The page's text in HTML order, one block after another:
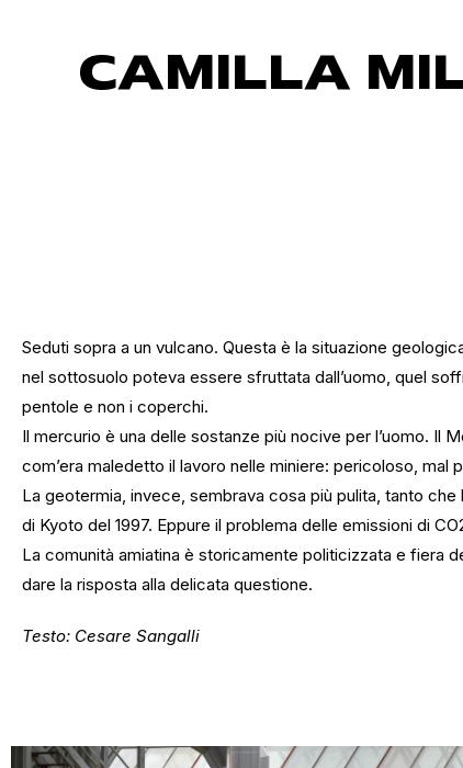
CAMILLA
Seduti sopra a un vulcano. Questa è la situazione
nel sottosuolo poteva essere sfruttata dall’uomo, quel
pentole e non i coperchi.
Il mercurio è una delle sostanze più nocive per l’uomo. Il
com’era maledetto il lavoro nelle miniere: pericoloso, mal
La geotermia, invece, sembrava cosa più pulita, tanto
di Kyoto del 1997. Eppure il problema delle emissioni di
La comunità amiatina è storicamente politicizzata e fiera
dare la risposta alla delicata questione.
Testo: Cesare Sangalli